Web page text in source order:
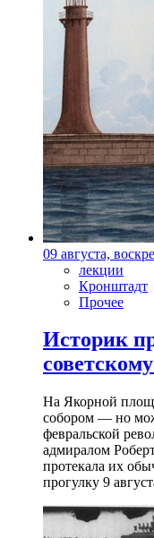
09 августа,
лекции
Кронштадт
Прочее
Историк
На Якорной
собором — но
февральской
адмиралом
протекала их
прогулку 9